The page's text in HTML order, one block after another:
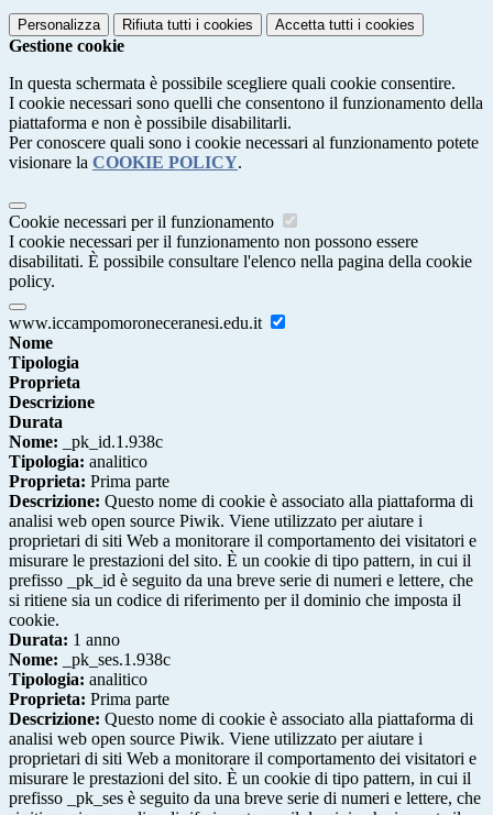
Personalizza Rifiuta tutti i cookies Accetta tutti i cookies
Gestione cookie
In questa schermata è possibile scegliere quali cookie consentire.
I cookie necessari sono quelli che consentono il funzionamento della
piattaforma e non è possibile disabilitarli.
Per conoscere quali sono i cookie necessari al funzionamento potete
visionare la COOKIE POLICY.
Cookie necessari per il funzionamento
I cookie necessari per il funzionamento non possono essere
disabilitati. È possibile consultare l'elenco nella pagina della cookie
policy.
www.iccampomoroneceranesi.edu.it
Nome
Tipologia
Proprieta
Descrizione
Durata
Nome: _pk_id.1.938c
Tipologia: analitico
Proprieta: Prima parte
Descrizione: Questo nome di cookie è associato alla piattaforma di
analisi web open source Piwik. Viene utilizzato per aiutare i
proprietari di siti Web a monitorare il comportamento dei visitatori e
misurare le prestazioni del sito. È un cookie di tipo pattern, in cui il
prefisso _pk_id è seguito da una breve serie di numeri e lettere, che
si ritiene sia un codice di riferimento per il dominio che imposta il
cookie.
Durata: 1 anno
Nome: _pk_ses.1.938c
Tipologia: analitico
Proprieta: Prima parte
Descrizione: Questo nome di cookie è associato alla piattaforma di
analisi web open source Piwik. Viene utilizzato per aiutare i
proprietari di siti Web a monitorare il comportamento dei visitatori e
misurare le prestazioni del sito. È un cookie di tipo pattern, in cui il
prefisso _pk_ses è seguito da una breve serie di numeri e lettere, che